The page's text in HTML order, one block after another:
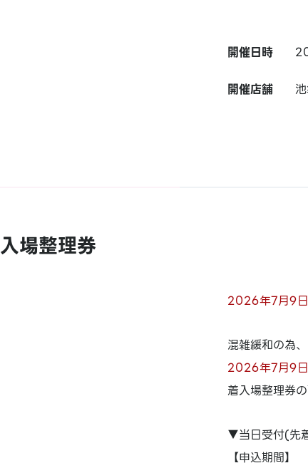
開催日時
開催店舗
入場整理券
2026年7月9
混雑緩和の為、
2026年7月9日
着入場整理券
▼当日受付(先
【申込期間】